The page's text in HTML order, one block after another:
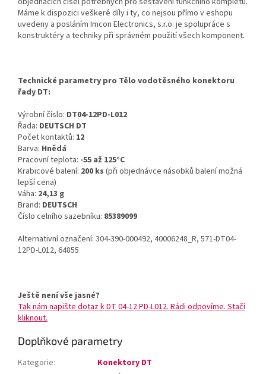
Máme k dispozici veškeré díly i ty, co nejsou přímo v eshopu
uvedeny a posláním Imcon Electronics, s.r.o. je spolupráce s
konstruktéry a techniky při správném použití všech komponent.
Technické parametry pro Tělo vodotěsného konektoru
řady DT:
Výrobní číslo: DT04-12PD-L012
Řada: DEUTSCH DT
Počet kontaktů: 12
Barva: Hnědá
Pracovní teplota: -55 až 125°C
Krabicové balení: 200 ks (při objednávce násobků balení možná
lepší cena)
Váha: 24,13 g
Brand: DEUTSCH
Číslo celního sazebníku: 85389099
Alternativní označení: 304-390-000492, 40006248_R, 571-DT04-
12PD-L012, 64855
Ještě není vše jasné?
Tak nám napište dotaz k DT 04-12 PD-L012. Rádi odpovíme. Stačí
kliknout.
Doplňkové parametry
Kategorie:
Konektory DT